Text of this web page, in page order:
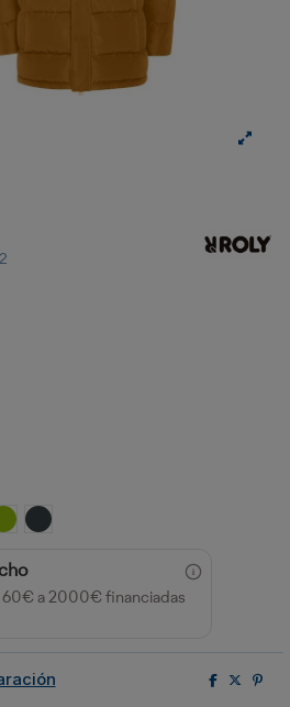
MARINOCURRY/NEGRO
LIMA/NEGROEBANO/NEGRO
60€ a 2000€ financiadas